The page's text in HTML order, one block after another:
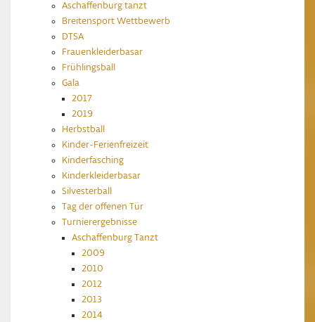
Aschaffenburg tanzt
Breitensport Wettbewerb
DTSA
Frauenkleiderbasar
Frühlingsball
Gala
2017
2019
Herbstball
Kinder-Ferienfreizeit
Kinderfasching
Kinderkleiderbasar
Silvesterball
Tag der offenen Tür
Turnierergebnisse
Aschaffenburg Tanzt
2009
2010
2012
2013
2014